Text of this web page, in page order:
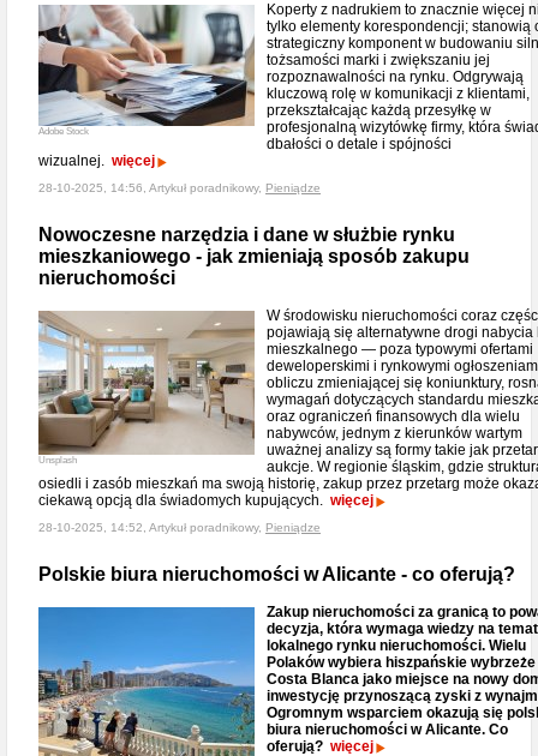
Adobe Stock
Koperty z nadrukiem to znacznie więcej
tylko elementy korespondencji; stanowią
strategiczny komponent w budowaniu
tożsamości marki i zwiększaniu jej
rozpoznawalności na rynku. Odgrywają
kluczową rolę w komunikacji z klientami,
przekształcając każdą przesyłkę w
profesjonalną wizytówkę firmy, która
dbałości o detale i spójności
wizualnej. więcej
28-10-2025, 14:56, Artykuł poradnikowy, Pieniądze
Nowoczesne narzędzia i dane w służbie rynku
mieszkaniowego - jak zmieniają sposób zakupu
nieruchomości
Unsplash
W środowisku nieruchomości coraz
pojawiają się alternatywne drogi nabycia
mieszkalnego — poza typowymi ofertami
deweloperskimi i rynkowymi
obliczu zmieniającej się koniunktury,
wymagań dotyczących standardu
oraz ograniczeń finansowych dla wielu
nabywców, jednym z kierunków wartym
uważnej analizy są formy takie jak
aukcje. W regionie śląskim, gdzie
osiedli i zasób mieszkań ma swoją historię, zakup przez przetarg może
ciekawą opcją dla świadomych kupujących. więcej
28-10-2025, 14:52, Artykuł poradnikowy, Pieniądze
Polskie biura nieruchomości w Alicante - co oferują?
Zakup nieruchomości za granicą to
decyzja, która wymaga wiedzy na temat
lokalnego rynku nieruchomości. Wielu
Polaków wybiera hiszpańskie wybrzeże
Costa Blanca jako miejsce na nowy
inwestycję przynoszącą zyski z
Ogromnym wsparciem okazują się
biura nieruchomości w Alicante. Co
oferują? więcej